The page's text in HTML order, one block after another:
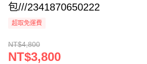
包///2341870650222
超取免運費
NT$4,800
NT$3,800